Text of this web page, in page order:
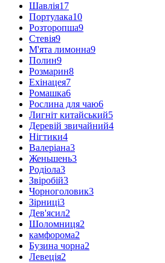
Шавлія17
Портулака10
Розторопша9
Стевія9
М'ята лимонна9
Полин9
Розмарин8
Ехінацея7
Ромашка6
Рослина для чаю6
Лигніт китайський5
Деревій звичайний4
Нігтики4
Валеріана3
Женьшень3
Родіола3
Звіробій3
Чорноголовик3
Зірниці3
Дев'ясил2
Шоломниця2
камфорома2
Бузина чорна2
Левеція2